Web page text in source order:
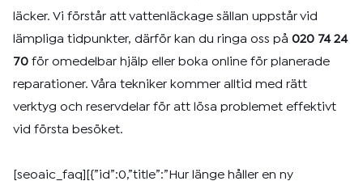
läcker. Vi förstår att vattenläckage sällan uppstår vid
lämpliga tidpunkter, därför kan du ringa oss på 020 74 24
70 för omedelbar hjälp eller boka online för planerade
reparationer. Våra tekniker kommer alltid med rätt
verktyg och reservdelar för att lösa problemet effektivt
vid första besöket.
[seoaic_faq][{”id”:0,”title”:”Hur länge håller en ny